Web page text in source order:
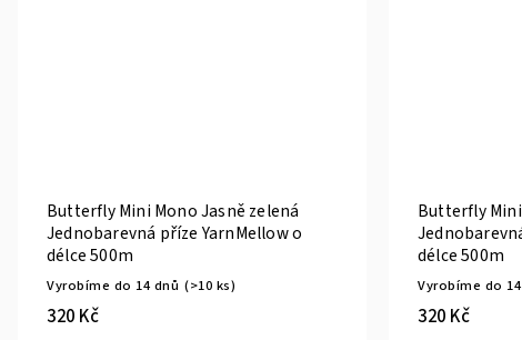
Butterfly Mini Mono Jasně zelená
Jednobarevná příze YarnMellow o
délce 500m
Vyrobíme do 14 dnů (>10 ks)
320 Kč
Butterfly
délce 500m
Vyrobíme do
320 Kč